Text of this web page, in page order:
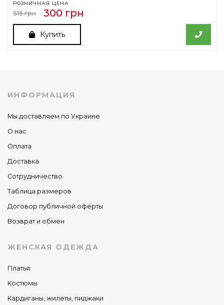
РОЗНИЧНАЯ ЦЕНА
515 грн 300 грн
Купить
ИНФОРМАЦИЯ
Мы доставляем по Украине
О нас
Оплата
Доставка
Сотрудничество
Таблица размеров
Договор публичной оферты
Возврат и обмен
ЖЕНСКАЯ ОДЕЖДА
Платья
Костюмы
Кардиганы, жилеты, пиджаки